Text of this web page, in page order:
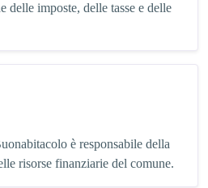
delle imposte, delle tasse e delle
è responsabile della
risorse finanziarie del comune.